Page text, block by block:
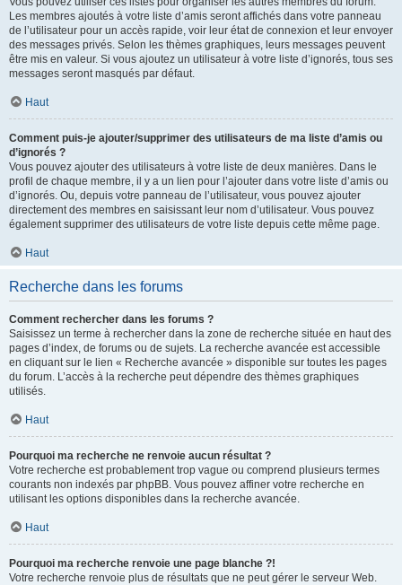
Les membres ajoutés à votre liste d’amis seront affichés dans votre panneau
de l’utilisateur pour un accès rapide, voir leur état de connexion et leur envoyer
des messages privés. Selon les thèmes graphiques, leurs messages peuvent
être mis en valeur. Si vous ajoutez un utilisateur à votre liste d’ignorés, tous ses
messages seront masqués par défaut.
Haut
Comment puis-je ajouter/supprimer des utilisateurs de ma liste d’amis ou
d’ignorés ?
Vous pouvez ajouter des utilisateurs à votre liste de deux manières. Dans le
profil de chaque membre, il y a un lien pour l’ajouter dans votre liste d’amis ou
d’ignorés. Ou, depuis votre panneau de l’utilisateur, vous pouvez ajouter
directement des membres en saisissant leur nom d’utilisateur. Vous pouvez
également supprimer des utilisateurs de votre liste depuis cette même page.
Haut
Recherche dans les forums
Comment rechercher dans les forums ?
Saisissez un terme à rechercher dans la zone de recherche située en haut des
pages d’index, de forums ou de sujets. La recherche avancée est accessible
en cliquant sur le lien « Recherche avancée » disponible sur toutes les pages
du forum. L’accès à la recherche peut dépendre des thèmes graphiques
utilisés.
Haut
Pourquoi ma recherche ne renvoie aucun résultat ?
Votre recherche est probablement trop vague ou comprend plusieurs termes
courants non indexés par phpBB. Vous pouvez affiner votre recherche en
utilisant les options disponibles dans la recherche avancée.
Haut
Pourquoi ma recherche renvoie une page blanche ?!
Votre recherche renvoie plus de résultats que ne peut gérer le serveur Web.